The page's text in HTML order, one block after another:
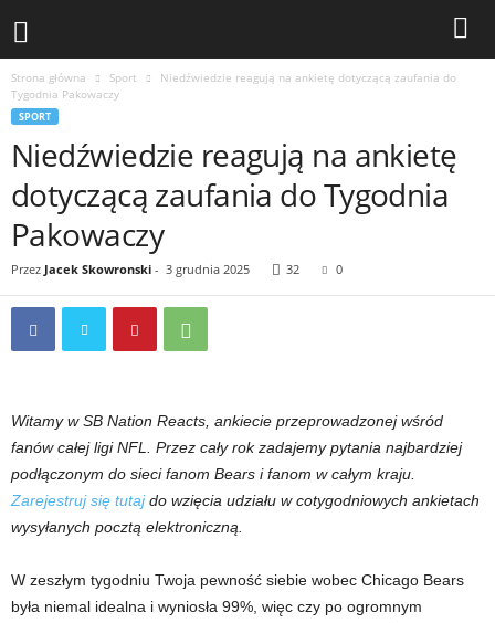
Strona główna Sport
Niedźwiedzie reagują na ankietę dotyczącą zaufania do
Tygodnia Pakowaczy
SPORT
Niedźwiedzie reagują na ankietę
dotyczącą zaufania do Tygodnia
Pakowaczy
Przez Jacek Skowronski - 3 grudnia 2025 32 0
Witamy w SB Nation Reacts, ankiecie przeprowadzonej wśród
fanów całej ligi NFL. Przez cały rok zadajemy pytania najbardziej
podłączonym do sieci fanom Bears i fanom w całym kraju.
Zarejestruj się tutajdo wzięcia udziału w cotygodniowych ankietach
wysyłanych pocztą elektroniczną.
W zeszłym tygodniu Twoja pewność siebie wobec Chicago Bears
była niemal idealna i wyniosła 99%, więc czy po ogromnym